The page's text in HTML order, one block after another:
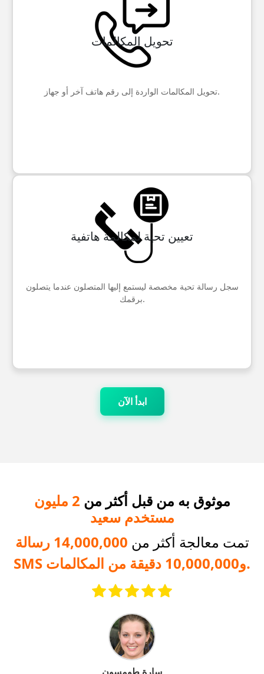
تحويل المكالمات
تحويل المكالمات الواردة إلى رقم هاتف آخر أو جهاز.
تعيين تحية لمكالمة هاتفية
سجل رسالة تحية مخصصة ليستمع إليها المتصلون عندما يتصلون
برقمك.
ابدأ الآن
موثوق به من قبل أكثر من
2 مليون
مستخدم سعيد
تمت معالجة أكثر من
14,000,000 رسالة
SMS و10,000,000 دقيقة من المكالمات.